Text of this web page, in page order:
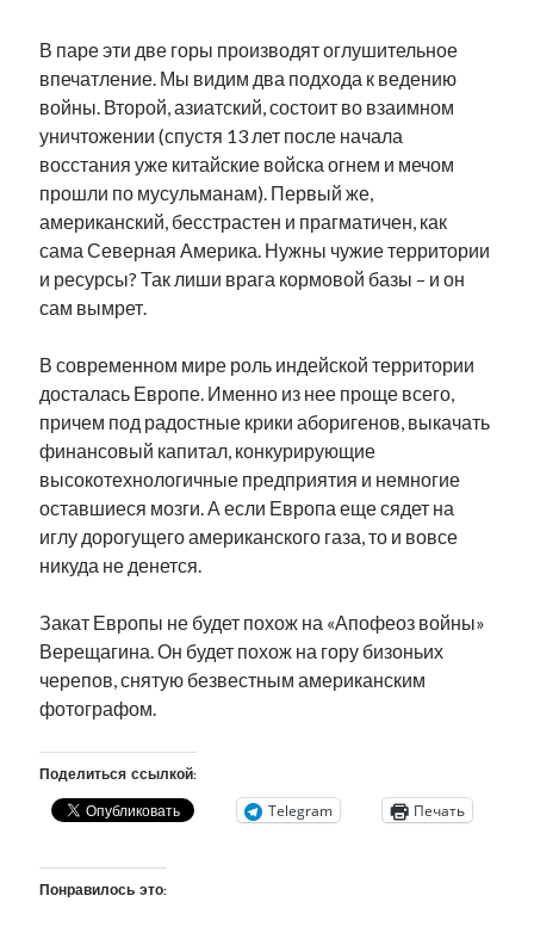
В паре эти две горы производят оглушительное
впечатление. Мы видим два подхода к ведению
войны. Второй, азиатский, состоит во взаимном
уничтожении (спустя 13 лет после начала
восстания уже китайские войска огнем и мечом
прошли по мусульманам). Первый же,
американский, бесстрастен и прагматичен, как
сама Северная Америка. Нужны чужие территории
и ресурсы? Так лиши врага кормовой базы – и он
сам вымрет.
В современном мире роль индейской территории
досталась Европе. Именно из нее проще всего,
причем под радостные крики аборигенов, выкачать
финансовый капитал, конкурирующие
высокотехнологичные предприятия и немногие
оставшиеся мозги. А если Европа еще сядет на
иглу дорогущего американского газа, то и вовсе
никуда не денется.
Закат Европы не будет похож на «Апофеоз войны»
Верещагина. Он будет похож на гору бизоньих
черепов, снятую безвестным американским
фотографом.
Поделиться ссылкой:
Telegram Печать
Понравилось это: